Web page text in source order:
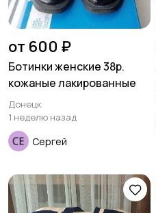
от 600 ₽
Ботинки женские 38р.
кожаные лакированные
Донецк
1 неделю назад
Сергей